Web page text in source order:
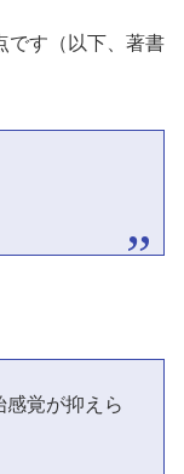
です（以下、著書
覚が抑えら